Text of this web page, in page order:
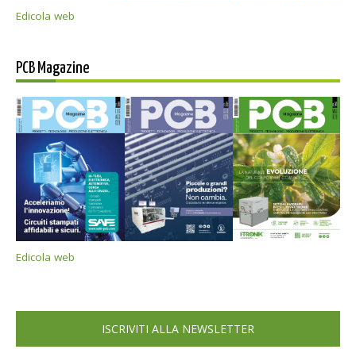
Edicola web
PCB Magazine
Edicola web
ISCRIVITI ALLA NEWSLETTER